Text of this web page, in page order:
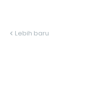
Lebih baru